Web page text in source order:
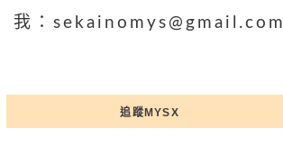
我：sekainomys@gmail.com
追蹤MYSX